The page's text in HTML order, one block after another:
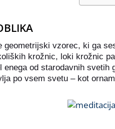
geometrijski vzorec, ki ga
krožnic, loki krožnic
enega od starodavnih
po vsem svetu – kot